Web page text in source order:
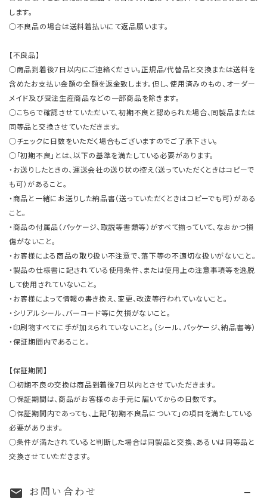
します。
○不良品の場合は送料着払いにて返品願います。
【不良品】
○商品到着後7日以内にご連絡ください。正規品/代替品と交換または送料を
含めたお支払い金額の全額を返金致します。但し、使用済みのもの、オーダー
メイド及び受注生産商品などの一部商品を除きます。
○こちらで確認させていただいて、初期不良と認められた場合、同製品または
同等品と交換させていただきます。
○チェックに日数をいただく場合もございますのでご了承下さい。
○「初期不良」とは、以下の基準を満たしている必要があります。
・お送りしたときの、運送会社の送り状の控え（送っていただくときはコピーで
も可）があること。
・商品と一緒にお送りした納品書（送っていただくときはコピーでも可）がある
こと。
・商品の付属品（パッケージ、取説等書類等）がすべて揃っていて、なおかつ損
傷がないこと。
・お客様による商品の取り扱い不注意で、落下等の不適切な扱いがないこと。
・製品の仕様書に記されている使用条件、または使用上の注意事項等を逸脱
して使用されていないこと。
・お客様によって情報の書き換え、変更、改造等行われていないこと。
・シリアルシール、バーコード等に欠損がないこと。
・印刷物すべてに手が加えられていないこと。（シール、パッケージ、納品書等）
・保証期間内であること。
【保証期間】
○初期不良の交換は商品到着後7日以内とさせていただきます。
○保証期間は、商品がお客様のお手元に届いてからの日数です。
○保証期間内であっても、上記「初期不良品について」の項目を満たしている
必要があります。
○条件が満たされていると判断した場合は同製品と交換、あるいは同等品と
交換させていただきます。
mail お問い合わせ